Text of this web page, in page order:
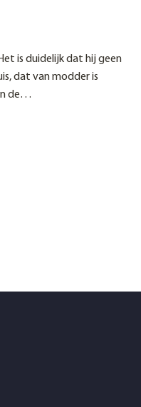
is duidelijk dat hij geen
dat van modder is
de…